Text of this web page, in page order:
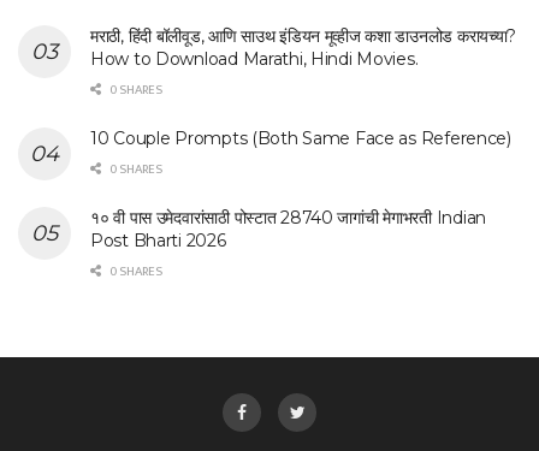
मराठी, हिंदी बॉलीवूड, आणि साउथ इंडियन मूव्हीज कशा डाउनलोड करायच्या?
How to Download Marathi, Hindi Movies.
0 SHARES
10 Couple Prompts (Both Same Face as Reference)
0 SHARES
१० वी पास उमेदवारांसाठी पोस्टात 28740 जागांची मेगाभरती Indian
Post Bharti 2026
0 SHARES